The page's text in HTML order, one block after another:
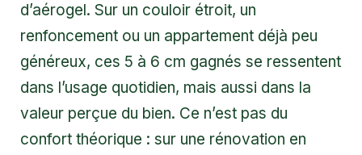
d’aérogel. Sur un couloir étroit, un
renfoncement ou un appartement déjà peu
généreux, ces 5 à 6 cm gagnés se ressentent
dans l’usage quotidien, mais aussi dans la
valeur perçue du bien. Ce n’est pas du
confort théorique : sur une rénovation en